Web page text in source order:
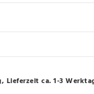
Lieferzeit ca. 1-3